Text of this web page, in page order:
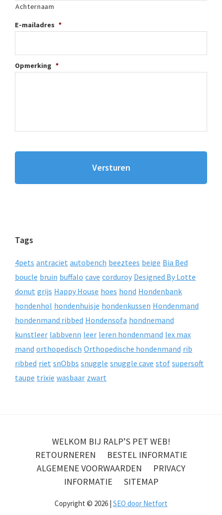
Achternaam
E-mailadres *
Opmerking *
Tags
4pets antraciet autobench beeztees beige Bia Bed
boucle bruin buffalo cave corduroy Designed By Lotte
donut grijs Happy House hoes hond Hondenbank
hondenhol hondenhuisje hondenkussen Hondenmand
hondenmand ribbed Hondensofa hondnemand
kunstleer labbvenn leer leren hondenmand lex max
mand orthopedisch Orthopedische hondenmand rib
ribbed riet snObbs snuggle snuggle cave stof supersoft
taupe trixie wasbaar zwart
WELKOM BIJ RALP’S PET WEB!
RETOURNEREN
BESTEL INFORMATIE
ALGEMENE VOORWAARDEN
PRIVACY
INFORMATIE
SITEMAP
Copyright © 2026 | SEO door Netfort